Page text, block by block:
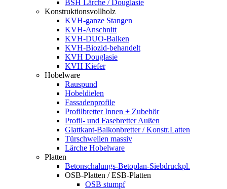
BSH Lärche / Douglasie
Konstruktionsvollholz
KVH-ganze Stangen
KVH-Anschnitt
KVH-DUO-Balken
KVH-Biozid-behandelt
KVH Douglasie
KVH Kiefer
Hobelware
Rauspund
Hobeldielen
Fassadenprofile
Profilbretter Innen + Zubehör
Profil- und Fasebretter Außen
Glattkant-Balkonbretter / Konstr.Latten
Türschwellen massiv
Lärche Hobelware
Platten
Betonschalungs-Betoplan-Siebdruckpl.
OSB-Platten / ESB-Platten
OSB stumpf